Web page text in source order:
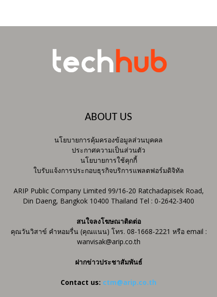
ABOUT US
นโยบายการคุ้มครองข้อมูลส่วนบุคคล
ประกาศความเป็นส่วนตัว
นโยบายการใช้คุกกี้
ใบรับแจ้งการประกอบธุรกิจบริการแพลตฟอร์มดิจิทัล
ARIP Public Company Limited 99/16-20 Ratchadapisek Road,
Din Daeng, Bangkok 10400 Thailand Tel : 0-2642-3400
สนใจลงโฆษณาติดต่อ
คุณวันวิสาข์ คำหอมรื่น (คุณแนน) โทร. 08-1668-2221 หรือ email :
wanvisak@arip.co.th
ฝากข่าวประชาสัมพันธ์
Contact us: ctm@arip.co.th